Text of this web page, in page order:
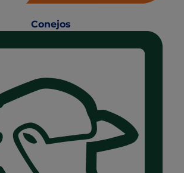
Conejos